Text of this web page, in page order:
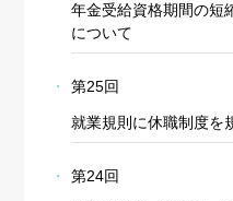
年金受給資格期間の短
について
第25回
就業規則に休職制度を
第24回